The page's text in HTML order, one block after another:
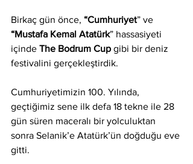
Birkaç gün önce, “Cumhuriyet” ve
“Mustafa Kemal Atatürk” hassasiyeti
içinde The Bodrum Cup gibi bir deniz
festivalini gerçekleştirdik.
Cumhuriyetimizin 100. Yılında,
geçtiğimiz sene ilk defa 18 tekne ile 28
gün süren maceralı bir yolculuktan
sonra Selanik’e Atatürk’ün doğduğu eve
gitti.